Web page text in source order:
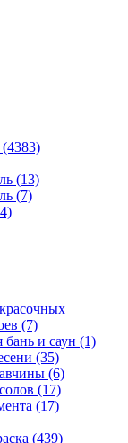
(13)
(7)
(7)
бань и саун (1)
(35)
(6)
(17)
(17)
(439)